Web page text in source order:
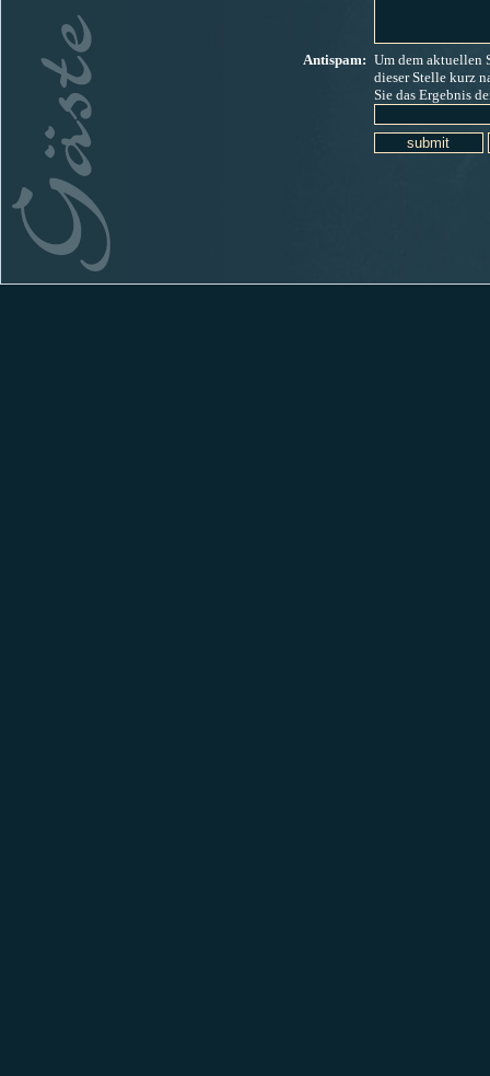
Antispam: Um dem aktuellen
dieserStelle kurz
Sie das Ergebnis